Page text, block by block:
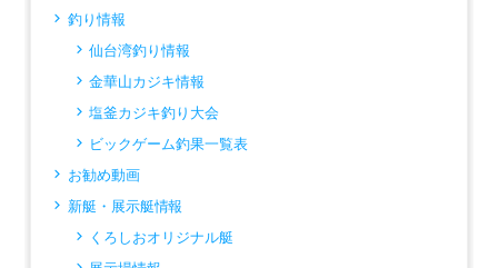
釣り情報
仙台湾釣り情報
金華山カジキ情報
塩釜カジキ釣り大会
ビックゲーム釣果一覧表
お勧め動画
新艇・展示艇情報
くろしおオリジナル艇